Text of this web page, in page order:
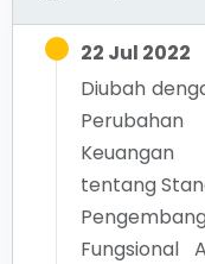
22 Jul 2022
Diubah
Keuangan
tentang
Fungsional